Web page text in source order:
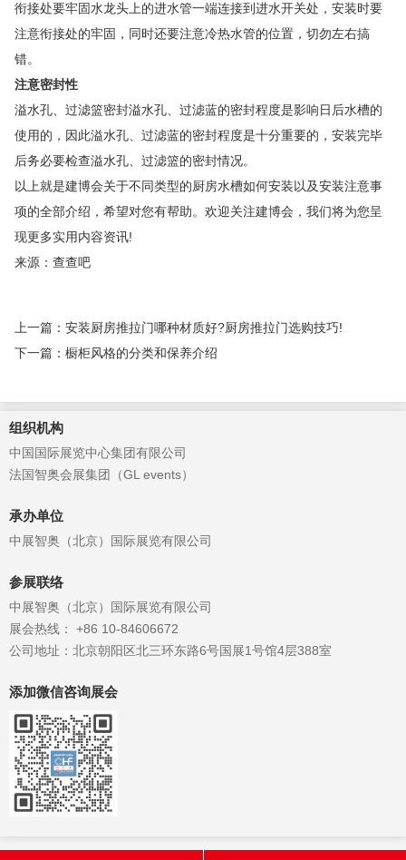
衔接处要牢固水龙头上的进水管一端连接到进水开关处，安装时要
注意衔接处的牢固，同时还要注意冷热水管的位置，切勿左右搞
错。
注意密封性
溢水孔、过滤篮密封溢水孔、过滤蓝的密封程度是影响日后水槽的
使用的，因此溢水孔、过滤蓝的密封程度是十分重要的，安装完毕
后务必要检查溢水孔、过滤篮的密封情况。
以上就是建博会关于不同类型的厨房水槽如何安装以及安装注意事
项的全部介绍，希望对您有帮助。欢迎关注建博会，我们将为您呈
现更多实用内容资讯!
来源：查查吧
上一篇：安装厨房推拉门哪种材质好?厨房推拉门选购技巧!
下一篇：橱柜风格的分类和保养介绍
组织机构
中国国际展览中心集团有限公司
法国智奥会展集团（GL events）
承办单位
中展智奥（北京）国际展览有限公司
参展联络
中展智奥（北京）国际展览有限公司
展会热线： +86 10-84606672
公司地址：北京朝阳区北三环东路6号国展1号馆4层388室
添加微信咨询展会